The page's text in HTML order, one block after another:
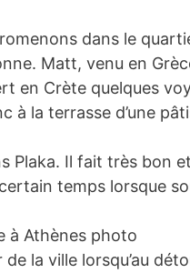
dans le
Matt, venu en
en Crète quelques
à la terrasse d’une
Plaka. Il fait très bon
temps lorsque
la ville lorsqu’au